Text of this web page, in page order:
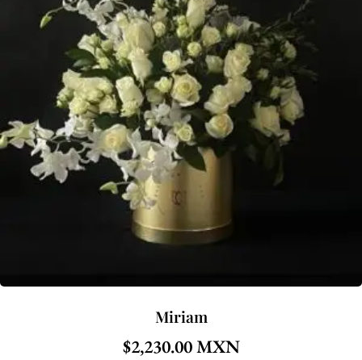
Miriam
$2,230.00